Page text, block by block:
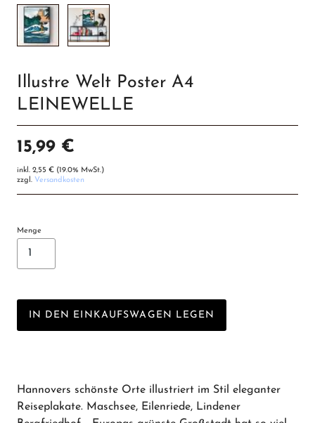
Illustre Welt Poster A4
LEINEWELLE
15,99 €
inkl. 2,55 € (19.0% MwSt.)
zzgl. Versandkosten
Menge
IN DEN EINKAUFSWAGEN LEGEN
Hannovers schönste Orte illustriert im Stil eleganter
Reiseplakate. Maschsee, Eilenriede, Lindener